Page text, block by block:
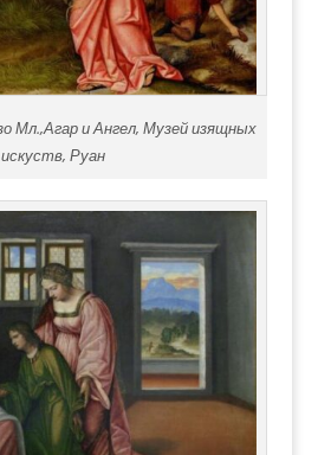
Мл.,Агар и Ангел, Музей изящных
искуств, Руан